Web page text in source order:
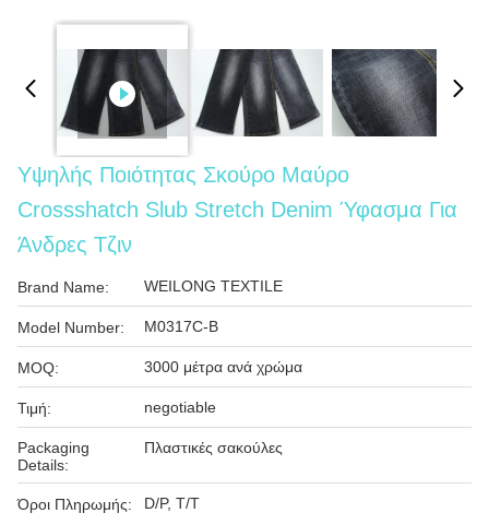
Υψηλής Ποιότητας Σκούρο Μαύρο
Crossshatch Slub Stretch Denim Ύφασμα Για
Άνδρες Τζιν
Brand Name: WEILONG TEXTILE
Model Number: M0317C-B
MOQ: 3000 μέτρα ανά χρώμα
Τιμή: negotiable
Packaging
Details:
Πλαστικές σακούλες
Όροι Πληρωμής: D/P, T/T